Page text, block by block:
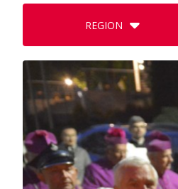
REGION